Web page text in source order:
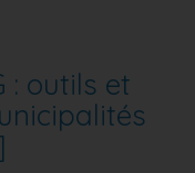
: outils et